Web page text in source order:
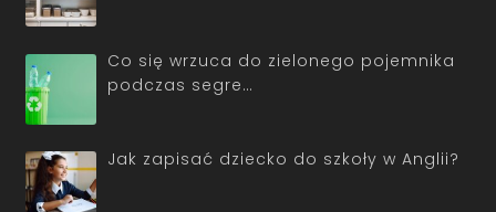
Co się wrzuca do zielonego pojemnika
podczas segre…
Jak zapisać dziecko do szkoły w Anglii?